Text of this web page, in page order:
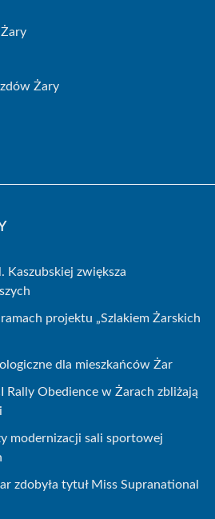
Żary
Kaszubskiej zwiększa
projektu „Szlakiem Żarskich
dla mieszkańców Żar
Rally Obedience w Żarach zbliżają
modernizacji sali sportowej
zdobyła tytuł Miss Supranational